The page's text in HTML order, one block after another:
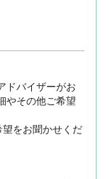
ドバイザーがお
やその他ご希望
をお聞かせくだ